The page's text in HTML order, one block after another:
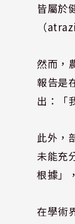
皆屬於
（
然而，
報告是
出：「
此外，
未能充
根據」
在學術